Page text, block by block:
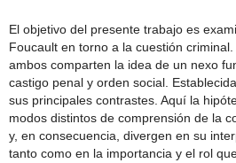
El objetivo del presente trabajo es
Foucault en torno a la cuestión
ambos comparten la idea de un nexo
castigo penal y orden social.
sus principales contrastes. Aquí la
modos distintos de comprensión de la
y, en consecuencia, divergen en su
tanto como en la importancia y el rol